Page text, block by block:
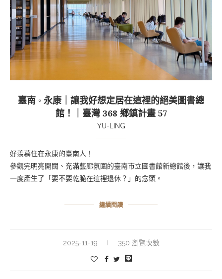
臺南 ◦ 永康｜讓我好想定居在這裡的絕美圖書總
館！｜臺灣 368 鄉鎮計畫 57
YU-LING
好羨慕住在永康的臺南人！
參觀完明亮開闊、充滿藝廊氛圍的臺南市立圖書館新總館後，讓我
一度產生了「要不要乾脆在這裡退休？」的念頭。
繼續閱讀
2025-11-19 350 瀏覽次數